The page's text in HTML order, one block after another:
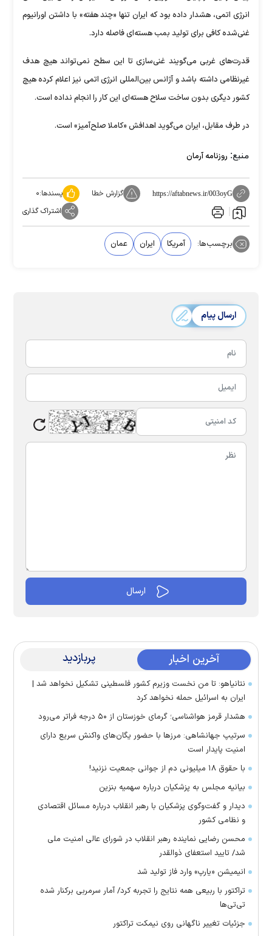
انرژی اتمی، هشدار داده بود که ایران تنها «چند هفته» با داشتن اورانیوم
غنی‌شده کافی برای تولید بمب هسته‌ای فاصله دارد.
قدرت‌های غربی می‌گویند غنی‌سازی تا این سطح نمی‌تواند هیچ هدف
غیرنظامی داشته باشد و آژانس بین‌المللی انرژی اتمی نیز اعلام کرده هیچ
کشور دیگری بدون ساخت سلاح هسته‌ای این کار را انجام نداده است.
در طرف مقابل، ایران می‌گوید اهدافش «کاملا صلح‌آمیز» است.
منبع: روزنامه آرمان
https://aftabnews.ir/003oyG گزارش خطا پسندها:۰
اشتراک گذاری
برچسب‌ها: آمریکا ایران عمان
ارسال پیام
آخرین اخبار پربازدید
نتانیاهو: تا من نخست وزیرم کشور فلسطینی تشکیل نخواهد شد |
ایران به اسرائیل حمله نخواهد کرد
هشدار قرمز هواشناسی؛ گرمای خوزستان از ۵۰ درجه فراتر می‌رود
سرتیپ جهانشاهی: مرز‌ها با حضور یگان‌های واکنش سریع دارای
امنیت پایدار است
با حقوق ۱۸ میلیونی دم از جوانی جمعیت نزنید!
بیانیه مجلس به پزشکیان درباره سهمیه بنزین
دیدار و گفت‌وگوی پزشکیان با رهبر انقلاب درباره مسائل اقتصادی
و نظامی کشور
محسن رضایی نماینده رهبر انقلاب در شورای عالی امنیت ملی
شد/ تایید استعفای ذوالقدر
انیمیشن «یارپ» وارد فاز تولید شد
تراکتور با ربیعی همه نتایج را تجربه کرد/ آمار سرمربی برکنار شده
تی‌تی‌ها
جزئیات تغییر ناگهانی روی نیمکت تراکتور